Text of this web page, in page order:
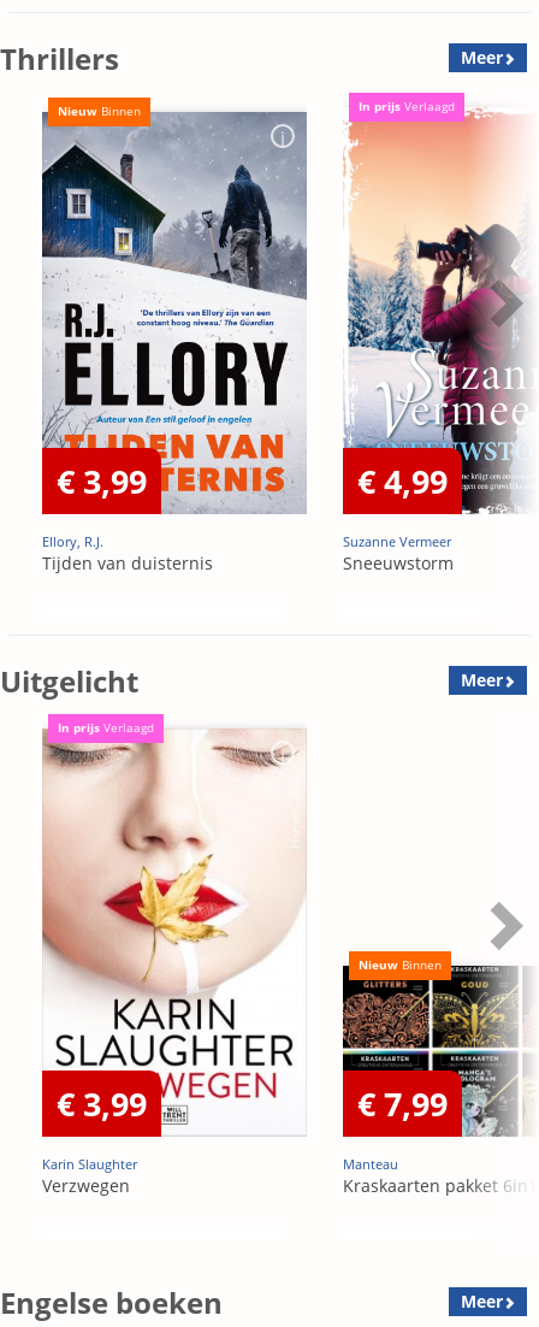
Thrillers Meer
Nieuw Binnen
€ 3,99
Ellory, R.J.
Tijden van duisternis
In prijs Verlaagd
€ 4,99
Suzanne Vermeer
Sneeuwstorm
Uitgelicht Meer
In prijs Verlaagd
€ 3,99
Karin Slaughter
Verzwegen
Nieuw Binnen
€ 7,99
Manteau
Kraskaarten pakket 6in1
Engelse boeken Meer